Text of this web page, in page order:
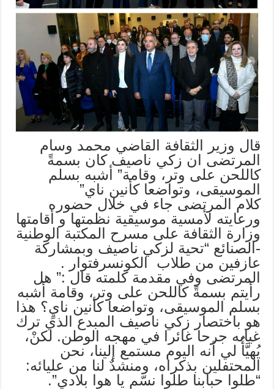
قال وزير الثقافة القاضي محمد وسام
المرتضى ان زكي ناصيف كان بسمةً
كاللحن على وتر، وقامة” أشبه بسلم
الموسيقى، وتواضعا كأنين ناي”
كلام المرتضى جاء في خلال حضوره
ورعايته لأمسية موسيقية نظمتها و أقامتها
وزارة الثقافة على مسرح المكتبة الوطنية
-الصنائع “تحية لزكي ناصيف وبمشاركة
عازفين من طلاب الكونسرفتوار .
المرتضى وفي مقدمة كلمته قال :” هل
رأيتم بسمةً كاللحن على وتر، وقامة أشبه
بسلم الموسيقى، وتواضعا كأنين نايٍ؟ هذا
هو باختصار زكي ناصيف المبدع الذي ترك
غيابه جرحا غائرا في مهجه الوطن. لكنْ،
يُهيَّأُ لي أنه اليوم مستمع إلينا، نحن
المحتفلين بذكراه، ومنشدٌ لنا من عليائه:
“طلوا حبابنا طلوا نسّم يا هوا بلادي”.